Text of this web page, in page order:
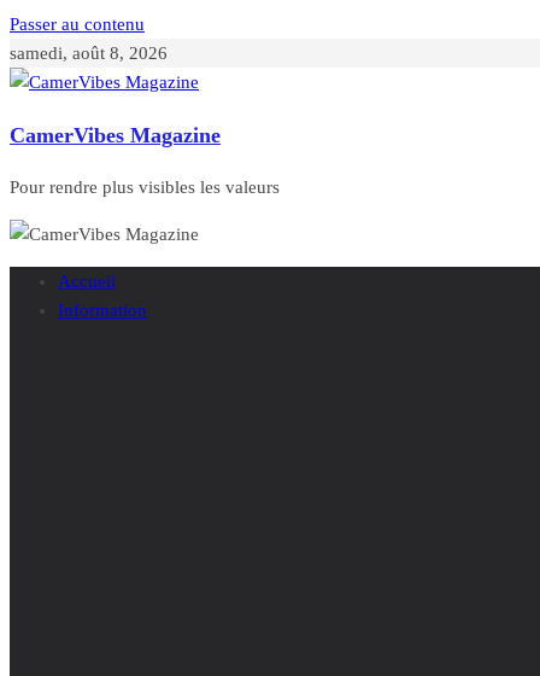
Passer au contenu
samedi, août 8, 2026
CamerVibes Magazine
Pour rendre plus visibles les valeurs
Accueil
Information